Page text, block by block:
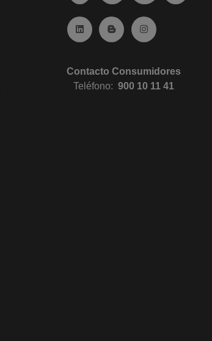
Ir a Linkedin (abre en ventana
Ir al Blog (abre en
Ir a Instagram
Contacto Consumidores
Teléfono:900 10 11 41